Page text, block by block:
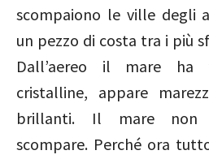
scompaiono le ville degli
un pezzo di costa tra i più
Dall’aereo il mare ha
cristalline, appare
brillanti. Il mare non
scompare. Perché ora